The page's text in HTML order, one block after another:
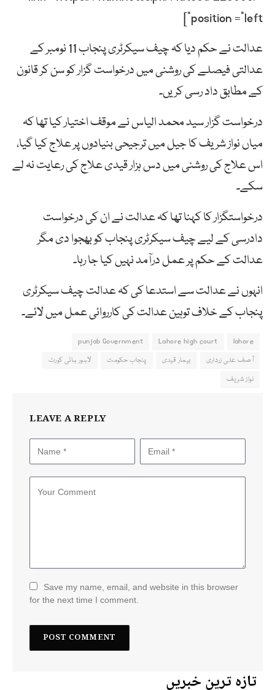
position =”left”]
عدالت نے حکم دیا کہ چیف سیکرٹری پنجاب 11 نومبر کے
عدالتی فیصلے کی روشنی میں درخواست گزار کو سن کر قانون
کے مطابق داد رسی کریں۔
درخواست گزار سید محمد الیاس نے موقف اختیار کیا تھا کہ
میاں نواز شریف کا جیل میں ترجیحی بنیادوں پر علاج کیا گیا،
اس علاج کی روشنی میں دس ہزار قیدی علاج کی رعایت نہ لے
سکے۔
درخواستگزار کا کہنا تھا کہ عدالت نے ان کی درخواست
دادرسی کے لیے چیف سیکرٹری پنجاب کو بھجوا دی مگر
عدالت کے حکم پر عمل درآمد نہیں کیا جا رہا۔
انہوں نے عدالت سے استدعا کی کہ عدالت چیف سیکرٹری
پنجاب کے خلاف توہین عدالت کی کارروائی عمل میں لائے۔
lahore
Lahore high court
punjab Government
آصف علی زرداری
بیمار قیدی پنجاب حکومت
لاہور ہائی کورٹ
نواز شریف
LEAVE A REPLY
Save my name, email, and website in this browser
for the next time I comment.
تازہ ترین خبریں